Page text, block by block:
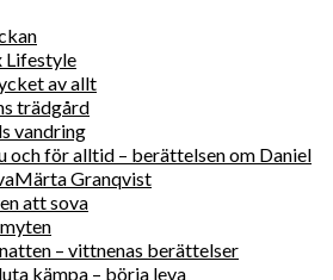
Lifestyle
av allt
trädgård
vandring
och för alltid – berättelsen om Daniel
Granqvist
att sova
– vittnenas berättelser
kämpa – börja leva